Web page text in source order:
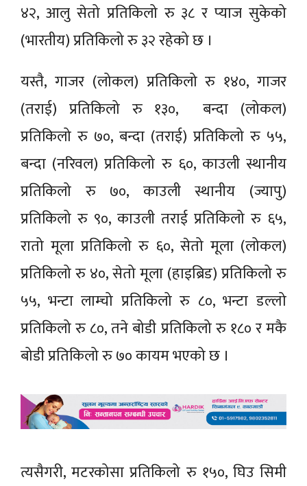
४२, आलु सेतो प्रतिकिलो रु ३८ र प्याज सुकेको
(भारतीय) प्रतिकिलो रु ३२ रहेको छ ।
यस्तै, गाजर (लोकल) प्रतिकिलो रु १४०, गाजर
(तराई) प्रतिकिलो रु १३०, बन्दा (लोकल)
प्रतिकिलो रु ७०, बन्दा (तराई) प्रतिकिलो रु ५५,
बन्दा (नरिवल) प्रतिकिलो रु ६०, काउली स्थानीय
प्रतिकिलो रु ७०, काउली स्थानीय (ज्यापु)
प्रतिकिलो रु ९०, काउली तराई प्रतिकिलो रु ६५,
रातो मूला प्रतिकिलो रु ६०, सेतो मूला (लोकल)
प्रतिकिलो रु ४०, सेतो मूला (हाइब्रिड) प्रतिकिलो रु
५५, भन्टा लाम्चो प्रतिकिलो रु ८०, भन्टा डल्लो
प्रतिकिलो रु ८०, तने बोडी प्रतिकिलो रु १८० र मकै
बोडी प्रतिकिलो रु ७० कायम भएको छ ।
त्यसैगरी, मटरकोसा प्रतिकिलो रु १५०, घिउ सिमी